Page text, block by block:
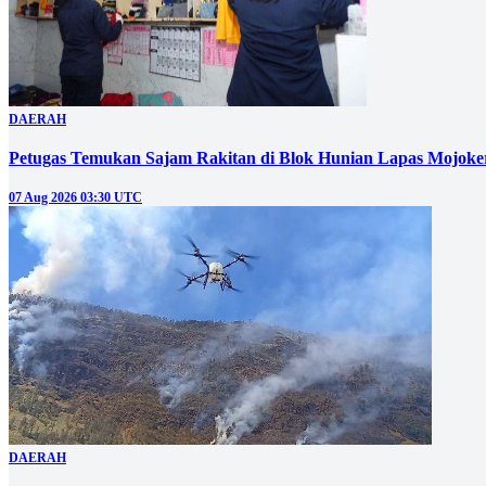
DAERAH
Petugas Temukan Sajam Rakitan di Blok Hunian Lapas
07 Aug 2026 03:30 UTC
DAERAH